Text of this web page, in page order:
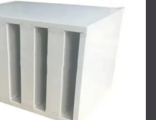
HVAC i agregatów chłodniczych
problemem w gęstych,
Profesjonalne wygłuszanie
wymogi regulacyjne, dobre
i integralność operacyjną
w jaki sposób rozwiązania
zamówienie mogą spełnić wszystkie
ramach jednej spójnej instalacji.